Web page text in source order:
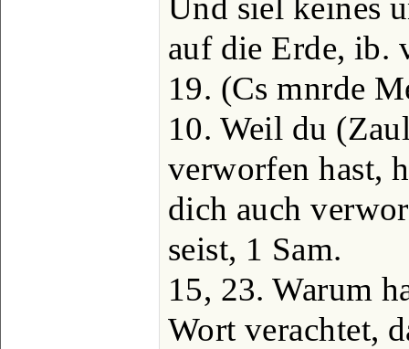
Und siel keines
auf die Erde, ib.
19. (Cs mnrde
10. Weil du
verworfen hast,
dich auch
seist, 1 Sam.
15, 23. Warum
Wort verachtet,